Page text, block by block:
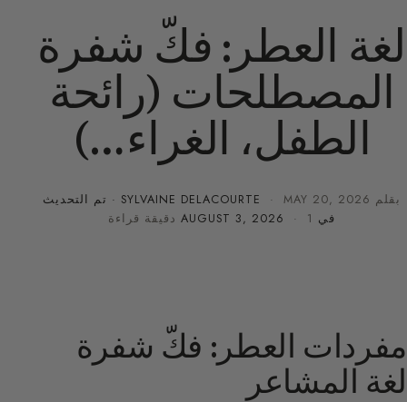
لغة العطر: فكّ شفرة
المصطلحات (رائحة
الطفل، الغراء…)
بقلم SYLVAINE DELACOURTE ·MAY 20, 2026
· تم التحديث
في
AUGUST 3, 2026 · 1 دقيقة قراءة
مفردات العطر: فكّ شفرة
لغة المشاعر